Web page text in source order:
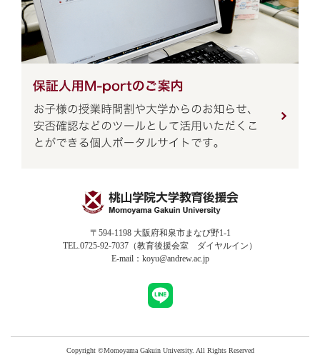
〒594-1198 大阪府和泉市まなび野1-1
TEL.0725-92-7037（教育後援会室 ダイヤルイン）
E-mail：koyu@andrew.ac.jp
Copyright ©Momoyama Gakuin University. All Rights Reserved